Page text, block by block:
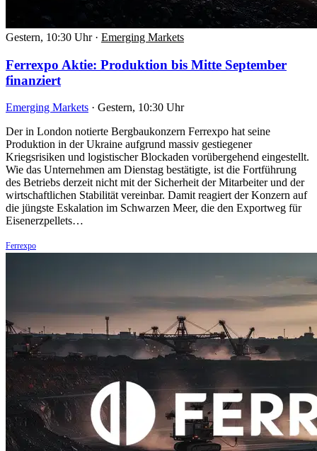
Gestern, 10:30 Uhr · Emerging Markets
Ferrexpo Aktie: Produktion bis Mitte September
finanziert
Emerging Markets · Gestern, 10:30 Uhr
Der in London notierte Bergbaukonzern Ferrexpo hat seine
Produktion in der Ukraine aufgrund massiv gestiegener
Kriegsrisiken und logistischer Blockaden vorübergehend eingestellt.
Wie das Unternehmen am Dienstag bestätigte, ist die Fortführung
des Betriebs derzeit nicht mit der Sicherheit der Mitarbeiter und der
wirtschaftlichen Stabilität vereinbar. Damit reagiert der Konzern auf
die jüngste Eskalation im Schwarzen Meer, die den Exportweg für
Eisenerzpellets…
Ferrexpo